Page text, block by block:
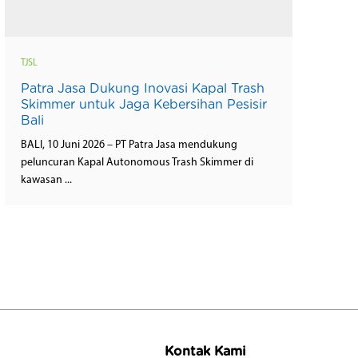
TJSL
Patra Jasa Dukung Inovasi Kapal Trash
Skimmer untuk Jaga Kebersihan Pesisir
Bali
BALI, 10 Juni 2026 – PT Patra Jasa mendukung
peluncuran Kapal Autonomous Trash Skimmer di
kawasan ...
Kontak Kami